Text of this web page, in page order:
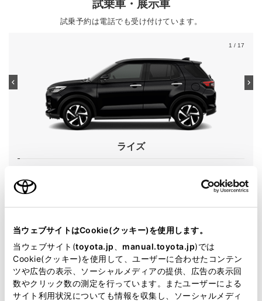
当ウェブサイトはCookie(クッキー)を使用します。
当ウェブサイト(toyota.jp manual.toyota.jp)では
Cookie(クッキー)を使用して、ユーザーに合わせたコンテン
ツや広告の表示、ソーシャルメディアの提供、広告の表示回
数やクリック数の測定を行っています。またユーザーによる
サイト利用状況についても情報を収集し、ソーシャルメディ
試乗車・展示車
試乗予約は電話でも受け付けています。
1 / 17
ライズ
カラー
駆動方式
試乗予約